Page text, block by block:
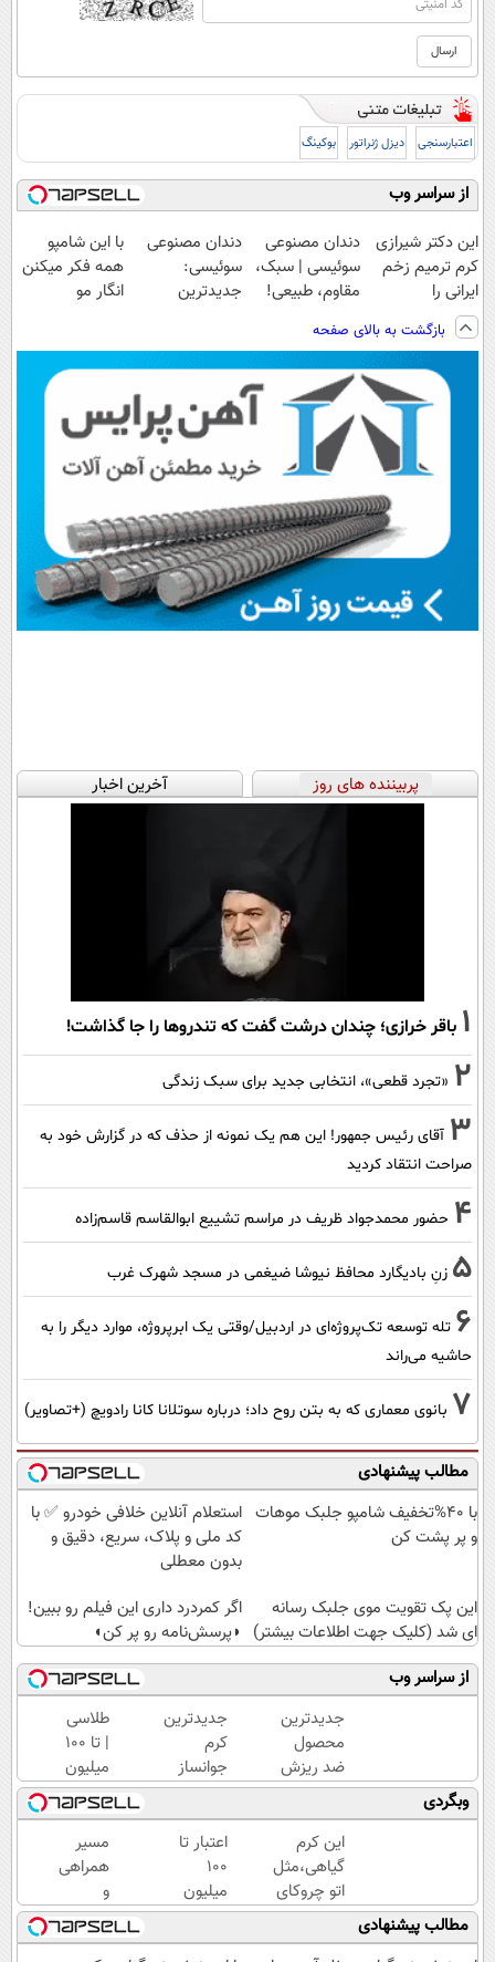
اعتبارسنجی دیزل ژنراتور بوکینگ
از سراسر وب
این دکتر شیرازی
کرم ترمیم زخم
ایرانی را
ساخت!!!
دندان مصنوعی
سوئیسی | سبک،
مقاوم، طبیعی!
رایگان+پرداخت
اقساطی😍
دندان مصنوعی
سوئیسی:
جدیدترین
پرداخت قسطی
با این شامپو
همه فکر میکنن
انگار مو
بازگشت به بالای صفحه
پربیننده های روز آخرین اخبار
1 باقر خرازی؛ چندان درشت گفت که تندروها را جا گذاشت!
2 «تجرد قطعی»، انتخابی جدید برای سبک زندگی
3 آقای رئیس جمهور! این هم یک نمونه از حذف که در گزارش خود به
صراحت انتقاد کردید
4 حضور محمدجواد ظریف در مراسم تشییع ابوالقاسم قاسم‌زاده
5 زنِ بادیگارد محافظ نیوشا ضیغمی در مسجد شهرک غرب
6 تله توسعه تک‌پروژه‌ای در اردبیل/وقتی یک ابرپروژه، موارد دیگر را به
حاشیه می‌راند
7 بانوی معماری که به بتن روح داد؛ درباره سوتلانا کانا رادویچ (+تصاویر)
مطالب پیشنهادی
با 40%تخفیف شامپو جلبک موهات
و پر پشت کن
استعلام آنلاین خلافی خودرو ✅ با
کد ملی و پلاک، سریع، دقیق و
بدون معطلی
این پک تقویت موی جلبک رسانه
ای شد (کلیک جهت اطلاعات بیشتر)
اگر کمردرد داری این فیلم رو ببین!
◗پرسش‌نامه رو پر کن◖
از سراسر وب
جدیدترین
محصول
ضد ریزش
و تقویت
مو در
تلویزیون
معرفی
شد! خرید
با تخفیف
جدیدترین
کرم
جوانساز
حاوی
جلبک
اسپیرولینا!
( لینک
خرید با
تخفیف
ویژه)
طلاسی
| تا 100
میلیون
وام
آنی
خرید
طلا💰
ثبت
نام
کن!
وبگردی
این کرم
گیاهی،مثل
اتو چروکای
پوستتوصاف
میکنه!50%تخفیف
اعتبار تا
۱۰۰
میلیون
تومان ⚡
همین
مسیر
همراهی
و
گزارش
عملکرد
مطالب پیشنهادی